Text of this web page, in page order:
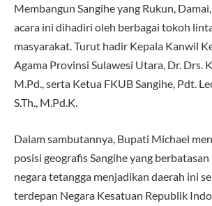
Membangun Sangihe yang Rukun, Damai,
acara ini dihadiri oleh berbagai tokoh
masyarakat. Turut hadir Kepala Kanwil
Agama Provinsi Sulawesi Utara, Dr. Drs.
M.Pd., serta Ketua FKUB Sangihe, Pdt.
S.Th., M.Pd.K.
Dalam sambutannya, Bupati Michael
posisi geografis Sangihe yang
negara tetangga menjadikan daerah ini
terdepan Negara Kesatuan Republik